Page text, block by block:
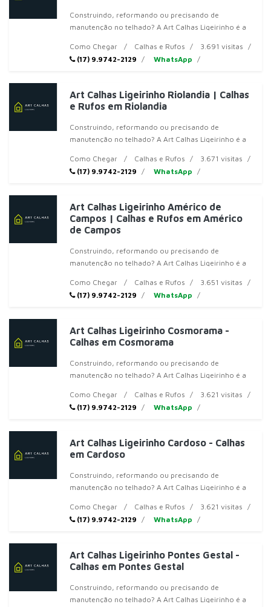
Construindo, reformando ou precisando de
manutenção no telhado? A Art Calhas Ligeirinho é a
Como Chegar
Calhas e Rufos
3.691 visitas
(17) 9.9742-2129
WhatsApp
Art Calhas Ligeirinho Riolandia | Calhas
e Rufos em Riolandia
Construindo, reformando ou precisando de
manutenção no telhado? A Art Calhas Ligeirinho é a
Como Chegar
Calhas e Rufos
3.671 visitas
(17) 9.9742-2129
WhatsApp
Art Calhas Ligeirinho Américo de
Campos | Calhas e Rufos em Américo
de Campos
Construindo, reformando ou precisando de
manutenção no telhado? A Art Calhas Ligeirinho é a
Como Chegar
Calhas e Rufos
3.651 visitas
(17) 9.9742-2129
WhatsApp
Art Calhas Ligeirinho Cosmorama -
Calhas em Cosmorama
Construindo, reformando ou precisando de
manutenção no telhado? A Art Calhas Ligeirinho é a
Como Chegar
Calhas e Rufos
3.621 visitas
(17) 9.9742-2129
WhatsApp
Art Calhas Ligeirinho Cardoso - Calhas
em Cardoso
Construindo, reformando ou precisando de
manutenção no telhado? A Art Calhas Ligeirinho é a
Como Chegar
Calhas e Rufos
3.621 visitas
(17) 9.9742-2129
WhatsApp
Art Calhas Ligeirinho Pontes Gestal -
Calhas em Pontes Gestal
Construindo, reformando ou precisando de
manutenção no telhado? A Art Calhas Ligeirinho é a